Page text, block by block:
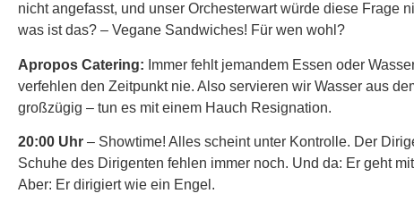
nicht angefasst, und unser Orchesterwart würde diese Frage
was ist das? – Vegane Sandwiches! Für wen wohl?
Apropos Catering: Immer fehlt jemandem Essen oder
verfehlen den Zeitpunkt nie. Also servieren wir Wasser aus
großzügig – tun es mit einem Hauch Resignation.
20:00 Uhr – Showtime! Alles scheint unter Kontrolle. Der
Schuhe des Dirigenten fehlen immer noch. Und da: Er geht
Aber: Er dirigiert wie ein Engel.